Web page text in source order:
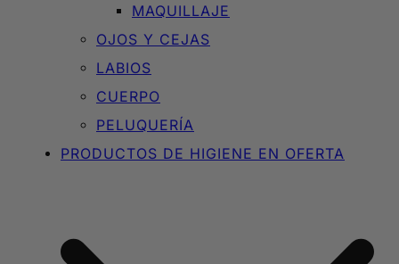
MAQUILLAJE
OJOS Y CEJAS
LABIOS
CUERPO
PELUQUERÍA
PRODUCTOS DE HIGIENE EN OFERTA